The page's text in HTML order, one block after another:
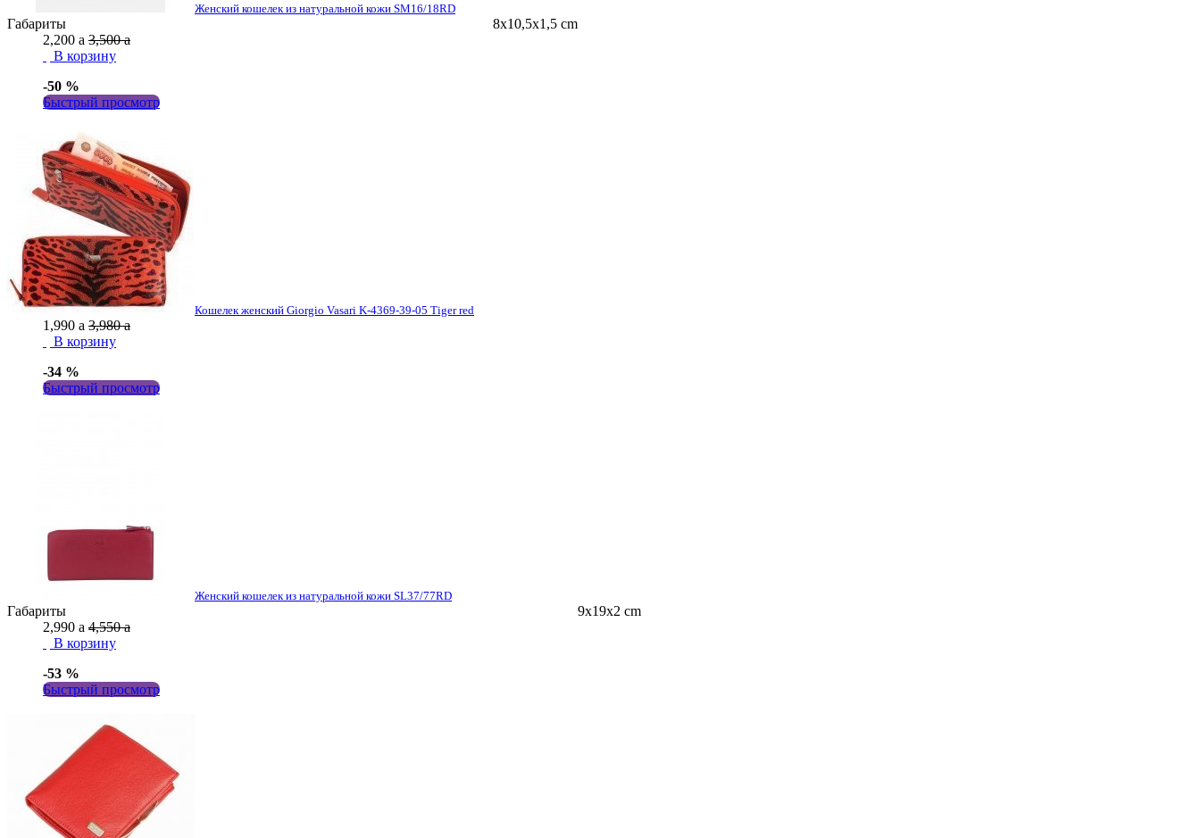
Женский кошелек из натуральной кожи SM16/18RD
Габариты
8x10,5x1,5 cm
2,200 a 3,500a
В корзину
-50 %
Быстрый просмотр
Кошелек женский Giorgio Vasari K-4369-39-05 Tiger red
1,990 a 3,980a
В корзину
-34 %
Быстрый просмотр
Женский кошелек из натуральной кожи SL37/77RD
Габариты
9x19x2 cm
2,990 a 4,550a
В корзину
-53 %
Быстрый просмотр